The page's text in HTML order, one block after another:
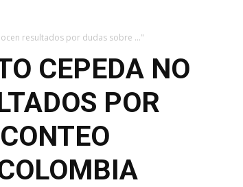
resultados por dudas sobre ..."
CEPEDA NO
POR